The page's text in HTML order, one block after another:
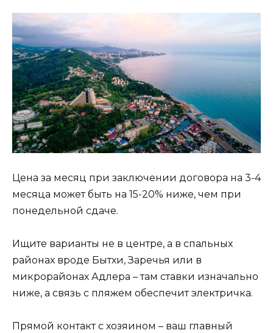
Цена за месяц при заключении договора на 3-4
месяца может быть на 15-20% ниже, чем при
понедельной сдаче.
Ищите варианты не в центре, а в спальных
районах вроде Бытхи, Заречья или в
микрорайонах Адлера – там ставки изначально
ниже, а связь с пляжем обеспечит электричка.
Прямой контакт с хозяином – ваш главный